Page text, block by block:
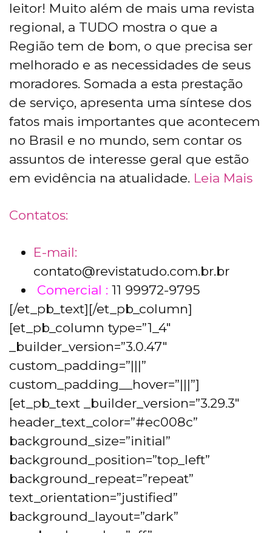
leitor! Muito além de mais uma revista
regional, a TUDO mostra o que a
Região tem de bom, o que precisa ser
melhorado e as necessidades de seus
moradores. Somada a esta prestação
de serviço, apresenta uma síntese dos
fatos mais importantes que acontecem
no Brasil e no mundo, sem contar os
assuntos de interesse geral que estão
em evidência na atualidade. Leia Mais
Contatos:
E-mail:
contato@revistatudo.com.br.br
Comercial : 11 99972-9795
[/et_pb_text][/et_pb_column]
[et_pb_column type=”1_4″
_builder_version=”3.0.47″
custom_padding=”|||”
custom_padding__hover=”|||”]
[et_pb_text _builder_version=”3.29.3″
header_text_color=”#ec008c”
background_size=”initial”
background_position=”top_left”
background_repeat=”repeat”
text_orientation=”justified”
background_layout=”dark”